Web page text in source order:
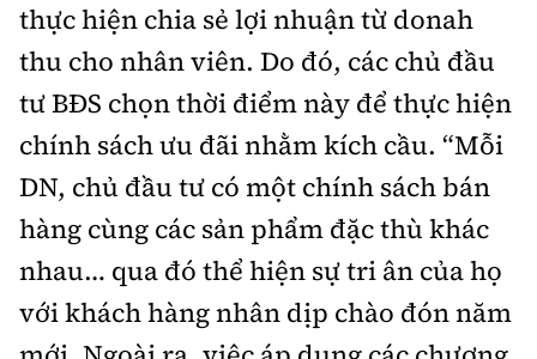
thực hiện chia sẻ lợi nhuận từ donah
thu cho nhân viên. Do đó, các chủ đầu
tư BĐS chọn thời điểm này để thực hiện
chính sách ưu đãi nhằm kích cầu. “Mỗi
DN, chủ đầu tư có một chính sách bán
hàng cùng các sản phẩm đặc thù khác
nhau… qua đó thể hiện sự tri ân của họ
với khách hàng nhân dịp chào đón năm